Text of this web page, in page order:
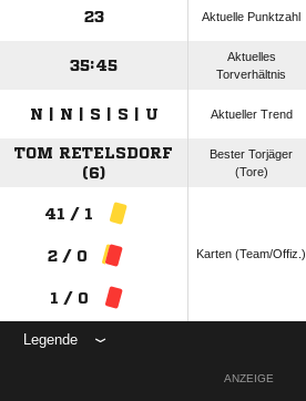
23 Aktuelle Punktzahl
35:45
Aktuelles
Torverhältnis
N | N | S | S | U Aktueller Trend
TOM RETELSDORF
(6)
Bester Torjäger
(Tore)
41 / 1
2 / 0
1 / 0
Karten (Team/Offiz.)
Legende
ANZEIGE